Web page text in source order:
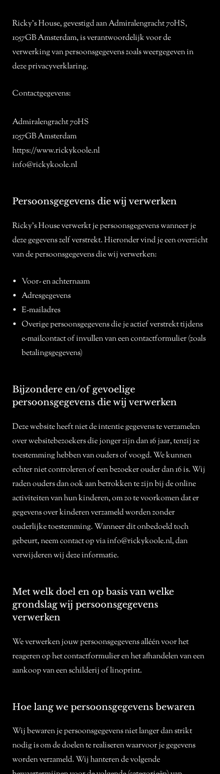
Ricky’s House, gevestigd aan Admiralengracht 70HS,
1057GB Amsterdam, is verantwoordelijk voor de
verwerking van persoonsgegevens zoals weergegeven in
deze privacyverklaring.
Contactgegevens:
Admiralengracht 70HS
1057GB Amsterdam
https://www.rickykoole.nl
info@rickykoole.nl
Persoonsgegevens die wij verwerken
Ricky’s House verwerkt je persoonsgegevens wanneer je
deze gegevens zelf verstrekt. Hieronder vind je een overzicht
van de persoonsgegevens die wij verwerken:
Voor- en achternaam
Adresgegevens
E-mailadres
Overige persoonsgegevens die je actief verstrekt tijdens
e-mailcontact of invullen van een contactformulier (zoals
betalingsgegevens)
Bijzondere en/of gevoelige
persoonsgegevens die wij verwerken
Deze website heeft niet de intentie gegevens te verzamelen
over websitebezoekers die jonger zijn dan 16 jaar, tenzij ze
toestemming hebben van ouders of voogd. We kunnen
echter niet controleren of een bezoeker ouder dan 16 is. Wij
raden ouders dan ook aan betrokken te zijn bij de online
activiteiten van hun kinderen, om zo te voorkomen dat er
gegevens over kinderen verzameld worden zonder
ouderlijke toestemming. Wanneer dit onbedoeld toch
gebeurt, neem contact op via info@rickykoole.nl, dan
verwijderen wij deze informatie.
Met welk doel en op basis van welke
grondslag wij persoonsgegevens
verwerken
We verwerken jouw persoonsgegevens alléén voor het
reageren op het contactformulier en het afhandelen van een
aankoop van een schilderij of linoprint.
Hoe lang we persoonsgegevens bewaren
Wij bewaren je persoonsgegevens niet langer dan strikt
nodig is om de doelen te realiseren waarvoor je gegevens
worden verzameld. Wij hanteren de volgende